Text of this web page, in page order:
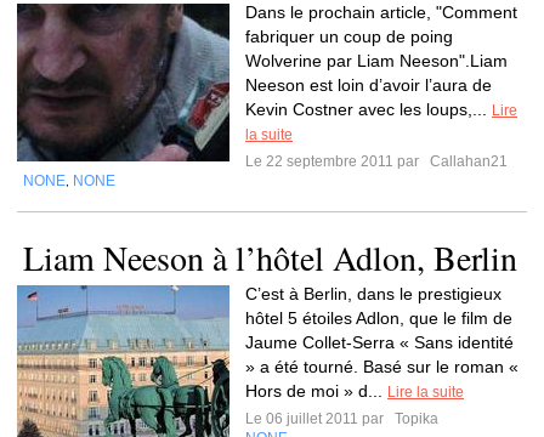
Dans le prochain article, "Comment
fabriquer un coup de poing
Wolverine par Liam Neeson".Liam
Neeson est loin d’avoir l’aura de
Kevin Costner avec les loups,...
Lire
la suite
Le 22 septembre 2011 par
Callahan21
NONE NONE
Liam Neeson à l’hôtel Adlon, Berlin
C’est à Berlin, dans le prestigieux
hôtel 5 étoiles Adlon, que le film de
Jaume Collet-Serra « Sans identité
» a été tourné. Basé sur le roman «
Hors de moi » d...
Lire la suite
Le 06 juillet 2011 par
Topika